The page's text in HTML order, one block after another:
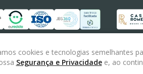
cookies e tecnologias semelhantes
Segurança e Privacidadee, ao
© 2023 LEATHER LABS - Todos os direitos